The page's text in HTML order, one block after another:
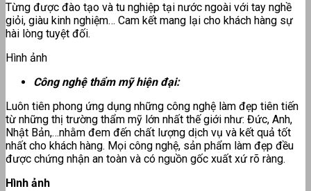
Từng được đào tạo và tu nghiệp tại nước ngoài với tay nghề
giỏi, giàu kinh nghiệm… Cam kết mang lại cho khách hàng sự
hài lòng tuyệt đối.
Hình ảnh
Công nghệ thẩm mỹ hiện đại:
Luôn tiên phong ứng dụng những công nghệ làm đẹp tiên tiến
từ những thị trường thẩm mỹ lớn nhất thế giới như: Đức, Anh,
Nhật Bản,…nhằm đem đến chất lượng dịch vụ và kết quả tốt
nhất cho khách hàng. Mọi công nghệ, sản phẩm làm đẹp đều
được chứng nhận an toàn và có nguồn gốc xuất xứ rõ ràng.
Hình ảnh